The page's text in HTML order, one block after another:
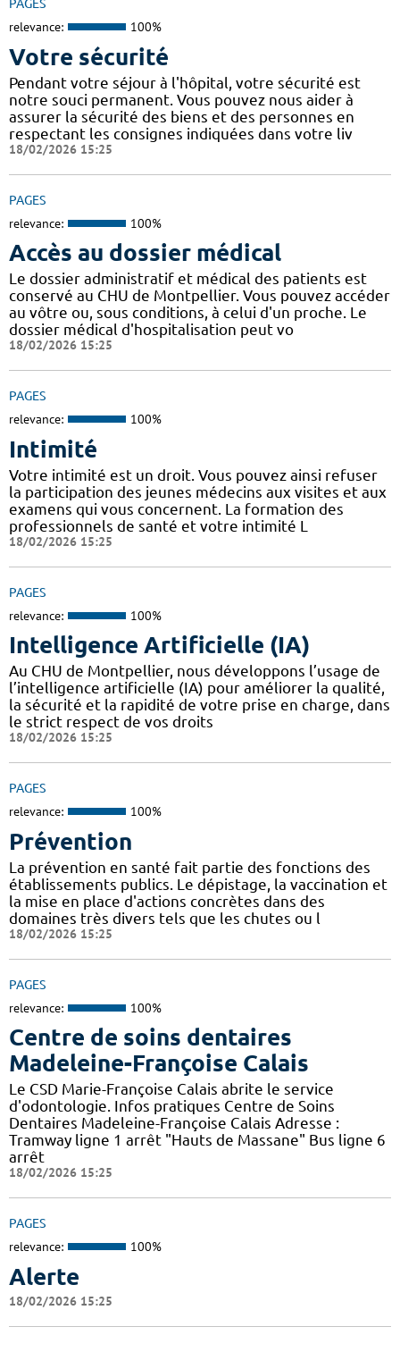
PAGES
relevance: 100%
Votre sécurité
Pendant votre séjour à l'hôpital, votre sécurité est
notre souci permanent. Vous pouvez nous aider à
assurer la sécurité des biens et des personnes en
respectant les consignes indiquées dans votre liv
18/02/2026 15:25
PAGES
relevance: 100%
Accès au dossier médical
Le dossier administratif et médical des patients est
conservé au CHU de Montpellier. Vous pouvez accéder
au vôtre ou, sous conditions, à celui d'un proche. Le
dossier médical d'hospitalisation peut vo
18/02/2026 15:25
PAGES
relevance: 100%
Intimité
Votre intimité est un droit. Vous pouvez ainsi refuser
la participation des jeunes médecins aux visites et aux
examens qui vous concernent. La formation des
professionnels de santé et votre intimité L
18/02/2026 15:25
PAGES
relevance: 100%
Intelligence Artificielle (IA)
Au CHU de Montpellier, nous développons l’usage de
l’intelligence artificielle (IA) pour améliorer la qualité,
la sécurité et la rapidité de votre prise en charge, dans
le strict respect de vos droits
18/02/2026 15:25
PAGES
relevance: 100%
Prévention
La prévention en santé fait partie des fonctions des
établissements publics. Le dépistage, la vaccination et
la mise en place d'actions concrètes dans des
domaines très divers tels que les chutes ou l
18/02/2026 15:25
PAGES
relevance: 100%
Centre de soins dentaires
Madeleine-Françoise Calais
Le CSD Marie-Françoise Calais abrite le service
d'odontologie. Infos pratiques Centre de Soins
Dentaires Madeleine-Françoise Calais Adresse :
Tramway ligne 1 arrêt "Hauts de Massane" Bus ligne 6
arrêt
18/02/2026 15:25
PAGES
relevance: 100%
Alerte
18/02/2026 15:25